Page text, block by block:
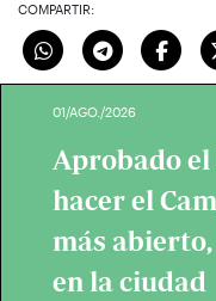
COMPARTIR:
01/AGO./2026
Aprobado
hacer el
más
en la ciudad